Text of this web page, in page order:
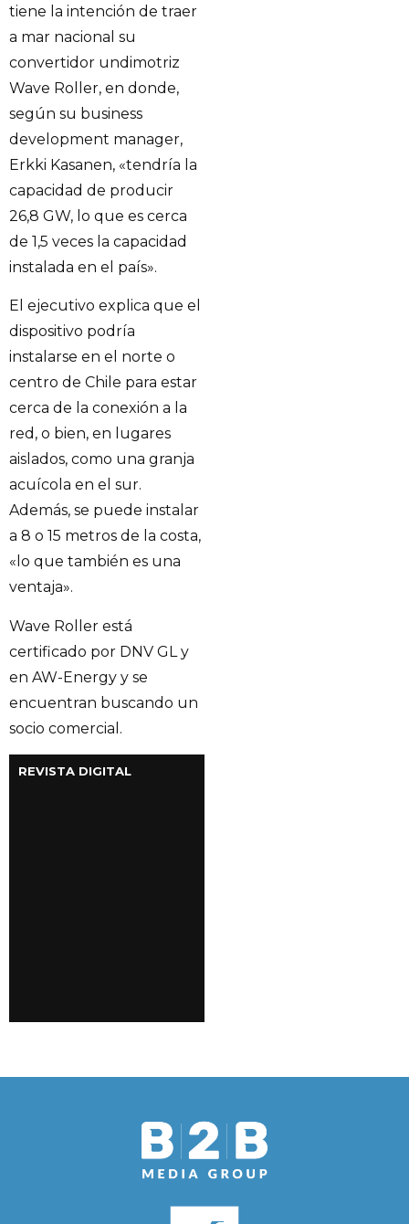
tiene la intención de traer
a mar nacional su
convertidor undimotriz
Wave Roller, en donde,
según su business
development manager,
Erkki Kasanen, «tendría la
capacidad de producir
26,8 GW, lo que es cerca
de 1,5 veces la capacidad
instalada en el país».
El ejecutivo explica que el
dispositivo podría
instalarse en el norte o
centro de Chile para estar
cerca de la conexión a la
red, o bien, en lugares
aislados, como una granja
acuícola en el sur.
Además, se puede instalar
a 8 o 15 metros de la costa,
«lo que también es una
ventaja».
Wave Roller está
certificado por DNV GL y
en AW-Energy y se
encuentran buscando un
socio comercial.
REVISTA DIGITAL